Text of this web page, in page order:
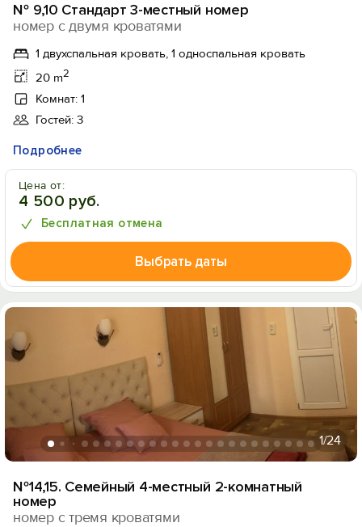
№ 9,10 Стандарт 3-местный номер
номер с двумя кроватями
1 двухспальная кровать, 1 односпальная кровать
20 m2
Комнат: 1
Гостей: 3
Подробнее
Цена от:
4 500 руб.
Бесплатная отмена
Выбрать даты
1/24
№14,15. Семейный 4-местный 2-комнатный
номер
номер с тремя кроватями